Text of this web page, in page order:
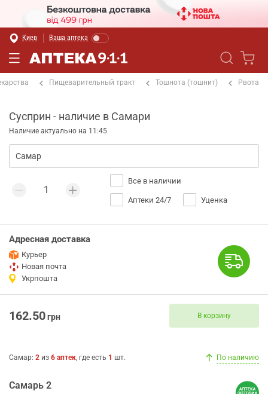
Киев Ваша аптека
Пищеварительный тракт Тошнота (тошнит) Рвота
Сусприн - наличие в Самари
Наличие актуально на 11:45
Все в наличии
Аптеки 24/7 Уценка
Адресная доставка
Курьер
Новая почта
Укрпошта
162.50грн В корзину
Самар: 2 из 6 аптек, где есть 1 шт. По наличию
Самарь 2